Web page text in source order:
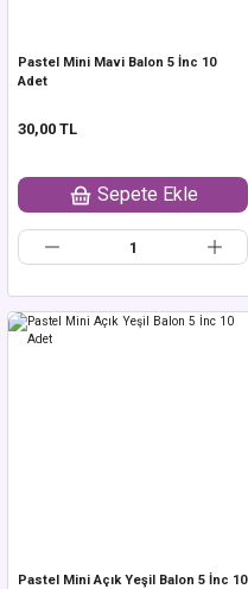
Pastel Mini Mavi Balon 5 İnc 10
Adet
30,00 TL
Sepete Ekle
Pastel Mini Açık Yeşil Balon 5 İnc 10